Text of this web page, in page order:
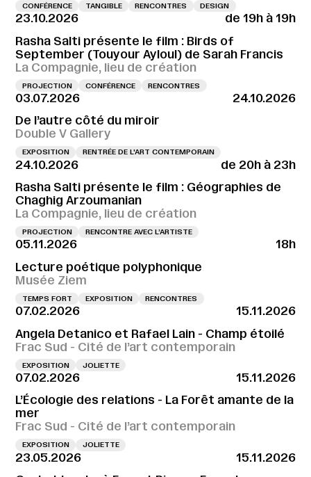
CONFÉRENCE TANGIBLE RENCONTRES DESIGN
23.10.2026
de 19h à 19h
Rasha Salti présente le film : Birds of
September (Touyour Ayloul) de Sarah Francis
La Compagnie, lieu de création
PROJECTION CONFÉRENCE RENCONTRES
03.07.2026
24.10.2026
De l’autre côté du miroir
Double V Gallery
EXPOSITION RENTRÉE DE L'ART CONTEMPORAIN
24.10.2026
de 20h à 23h
Rasha Salti présente le film : Géographies de
Chaghig Arzoumanian
La Compagnie, lieu de création
PROJECTION RENCONTRE AVEC L’ARTISTE
05.11.2026
18h
Lecture poétique polyphonique
Musée Ziem
TEMPS FORT EXPOSITION RENCONTRES
07.02.2026
15.11.2026
Angela Detanico et Rafael Lain - Champ étoilé
Frac Sud - Cité de l’art contemporain
EXPOSITION JOLIETTE
07.02.2026
15.11.2026
L’Écologie des relations - La Forêt amante de la
mer
Frac Sud - Cité de l’art contemporain
EXPOSITION JOLIETTE
23.05.2026
15.11.2026